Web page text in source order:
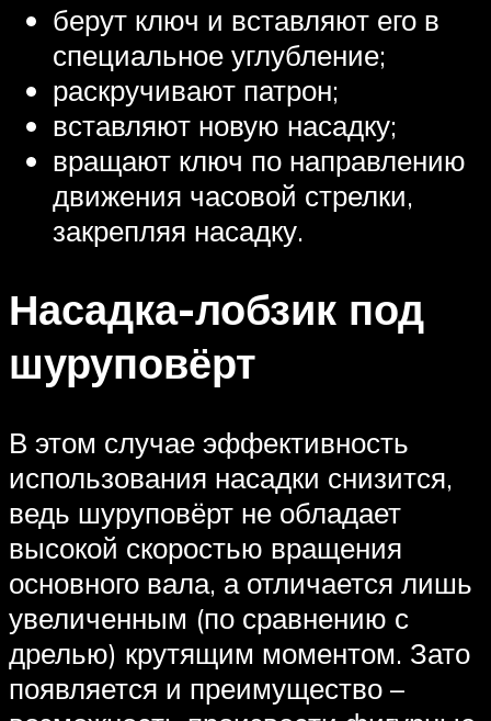
берут ключ и вставляют его в
специальное углубление;
раскручивают патрон;
вставляют новую насадку;
вращают ключ по направлению
движения часовой стрелки,
закрепляя насадку.
Насадка-лобзик под
шуруповёрт
В этом случае эффективность
использования насадки снизится,
ведь шуруповёрт не обладает
высокой скоростью вращения
основного вала, а отличается лишь
увеличенным (по сравнению с
дрелью) крутящим моментом. Зато
появляется и преимущество –